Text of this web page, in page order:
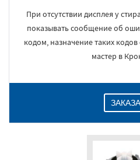
При отсутствии дисплея у
показывать сообщение об
кодом, назначение таких
мастер в